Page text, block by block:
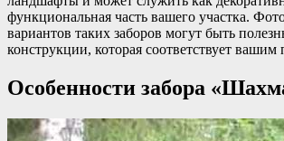
функциональная часть вашего участка.
вариантов таких заборов могут быть
конструкции, которая соответствует вашим
Особенности забора